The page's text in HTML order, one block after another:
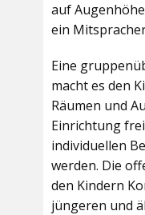
auf
ein
Eine
macht es den
Räumen und
Einrichtung
individuellen
werden. Die
den Kindern
jüngeren und